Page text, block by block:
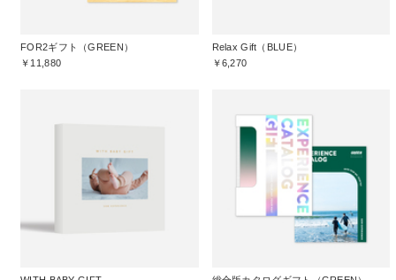
FOR2ギフト（GREEN）
￥11,880
Relax Gift（BLUE）
￥6,270